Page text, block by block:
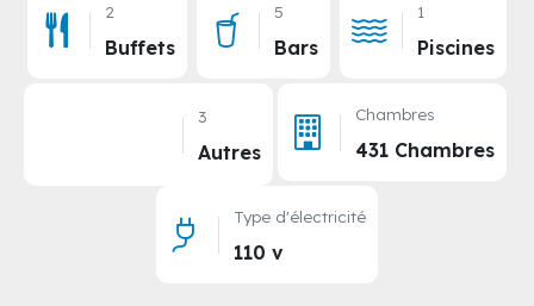
2
Buffets
5
Bars
1
Piscines
3
Autres
Chambres
431 Chambres
Type d'électricité
110 v